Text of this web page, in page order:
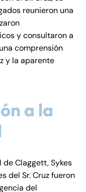
reunieron una
y consultaron a
comprensión
y la aparente
a la
Claggett, Sykes
del Sr. Cruz fueron
del